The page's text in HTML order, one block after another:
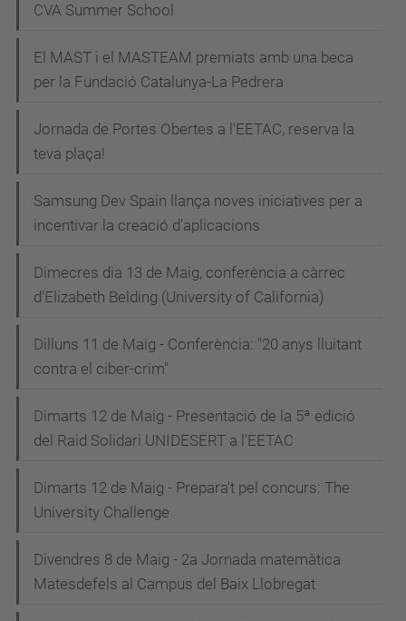
CVA Summer School
El MAST i el MASTEAM premiats amb una beca
per la Fundació Catalunya-La Pedrera
Jornada de Portes Obertes a l'EETAC, reserva la
teva plaça!
Samsung Dev Spain llança noves iniciatives per a
incentivar la creació d'aplicacions
Dimecres dia 13 de Maig, conferència a càrrec
d'Elizabeth Belding (University of California)
Dilluns 11 de Maig - Conferència: "20 anys lluitant
contra el ciber-crim"
Dimarts 12 de Maig - Presentació de la 5ª edició
del Raid Solidari UNIDESERT a l'EETAC
Dimarts 12 de Maig - Prepara't pel concurs: The
University Challenge
Divendres 8 de Maig - 2a Jornada matemàtica
Matesdefels al Campus del Baix Llobregat